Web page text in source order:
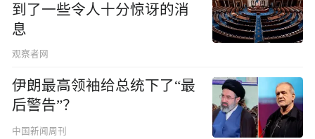
到了一些令人十分惊讶的消
息
观察者网
伊朗最高领袖给总统下了“最
后警告”？
中国新闻周刊